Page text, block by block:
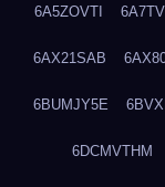
6A5ZOVTI
6AX21SAB
6BUMJY5E
6DCMVTHM